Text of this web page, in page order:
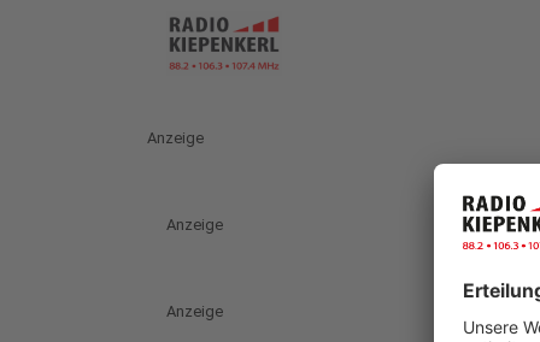
Anzeige
Anzeige
Anzeige